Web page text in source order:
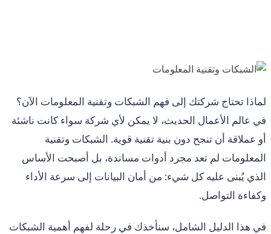
لماذا تحتاج شركتك إلى فهم الشبكات وتقنية المعلومات الآن؟
في عالم الأعمال الحديث، لا يمكن لأي شركة سواء كانت ناشئة
أو عملاقة أن تنجح دون بنية تقنية قوية. الشبكات وتقنية
المعلومات لم تعد مجرد أدوات مساندة، بل أصبحت الأساس
الذي يُبنى عليه كل شيء: من أمان البيانات إلى سرعة الأداء
وكفاءة التواصل.
في هذا الدليل الشامل، سنأخذك في رحلة لفهم أهمية الشبكات